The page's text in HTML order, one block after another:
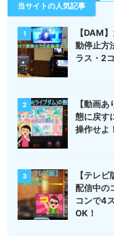
当サイトの人気記事
1
【DAM
動停止方
ラス・2
2
【動画
態に戻す
操作せよ！
3
【テレ
配信中の
コンで4
OK！